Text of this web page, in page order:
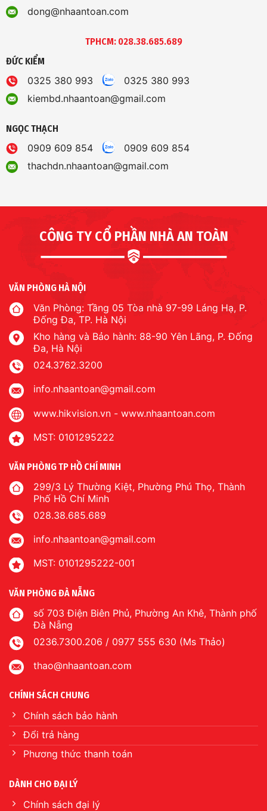
dong@nhaantoan.com
TPHCM: 028.38.685.689
ĐỨC KIỂM
0325 380 993
0325 380 993
kiembd.nhaantoan@gmail.com
NGỌC THẠCH
0909 609 854
0909 609 854
thachdn.nhaantoan@gmail.com
CÔNG TY CỔ PHẦN NHÀ AN TOÀN
VĂN PHÒNG HÀ NỘI
Văn Phòng: Tầng 05 Tòa nhà 97-99 Láng Hạ, P.
Đống Đa, TP. Hà Nội
Kho hàng và Bảo hành: 88-90 Yên Lãng, P. Đống
Đa, Hà Nội
024.3762.3200
info.nhaantoan@gmail.com
www.hikvision.vn - www.nhaantoan.com
MST: 0101295222
VĂN PHÒNG TP HỒ CHÍ MINH
299/3 Lý Thường Kiệt, Phường Phú Thọ, Thành
Phố Hồ Chí Minh
028.38.685.689
info.nhaantoan@gmail.com
MST: 0101295222-001
VĂN PHÒNG ĐÀ NẴNG
số 703 Điện Biên Phủ, Phường An Khê, Thành phố
Đà Nẵng
0236.7300.206 / 0977 555 630 (Ms Thảo)
thao@nhaantoan.com
CHÍNH SÁCH CHUNG
Chính sách bảo hành
Đổi trả hàng
Phương thức thanh toán
DÀNH CHO ĐẠI LÝ
Chính sách đại lý